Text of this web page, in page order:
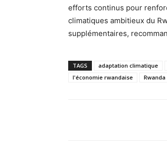
efforts continus pour
climatiques ambitieux du
supplémentaires,
TAGS adaptation climatique
l'économie rwandaise
Rwanda